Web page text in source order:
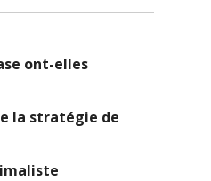
ont-elles
la stratégie de